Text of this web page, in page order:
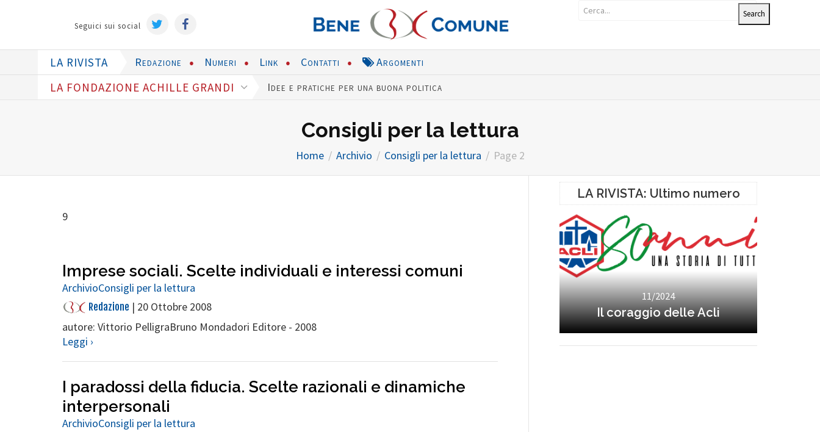
Seguici sui social
LA RIVISTA Redazione Numeri Link Contatti Argomenti
LA FONDAZIONE ACHILLE GRANDI Idee e pratiche per una buona politica
Consigli per la lettura
Home Archivio Consigli per la lettura Page 2
9
Imprese sociali. Scelte individuali e interessi comuni
ArchivioConsigli per la lettura
Redazione | 20 Ottobre 2008
autore: Vittorio PelligraBruno Mondadori Editore - 2008
Leggi ›
I paradossi della fiducia. Scelte razionali e dinamiche
interpersonali
ArchivioConsigli per la lettura
LA RIVISTA: Ultimo numero
11/2024
Il coraggio delle Acli